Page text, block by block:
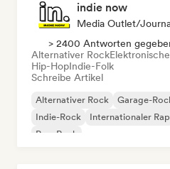
indie now
Media Outlet/
> 2400 Antworten
Alternativer Rock
Hip-HopIndie-Folk
Schreibe Artikel
Alternativer Rock Garage-
Indie-Rock
Internationaler Rap
Pop-Rock